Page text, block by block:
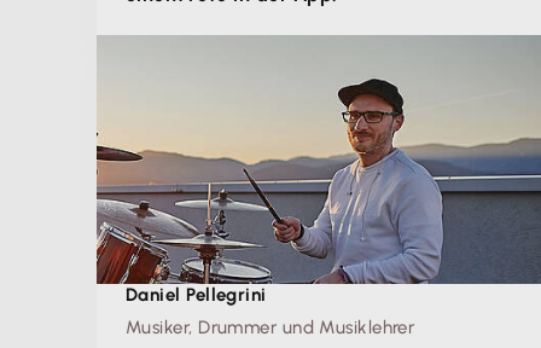
Daniel Pellegrini
Musiker, Drummer und Musiklehrer